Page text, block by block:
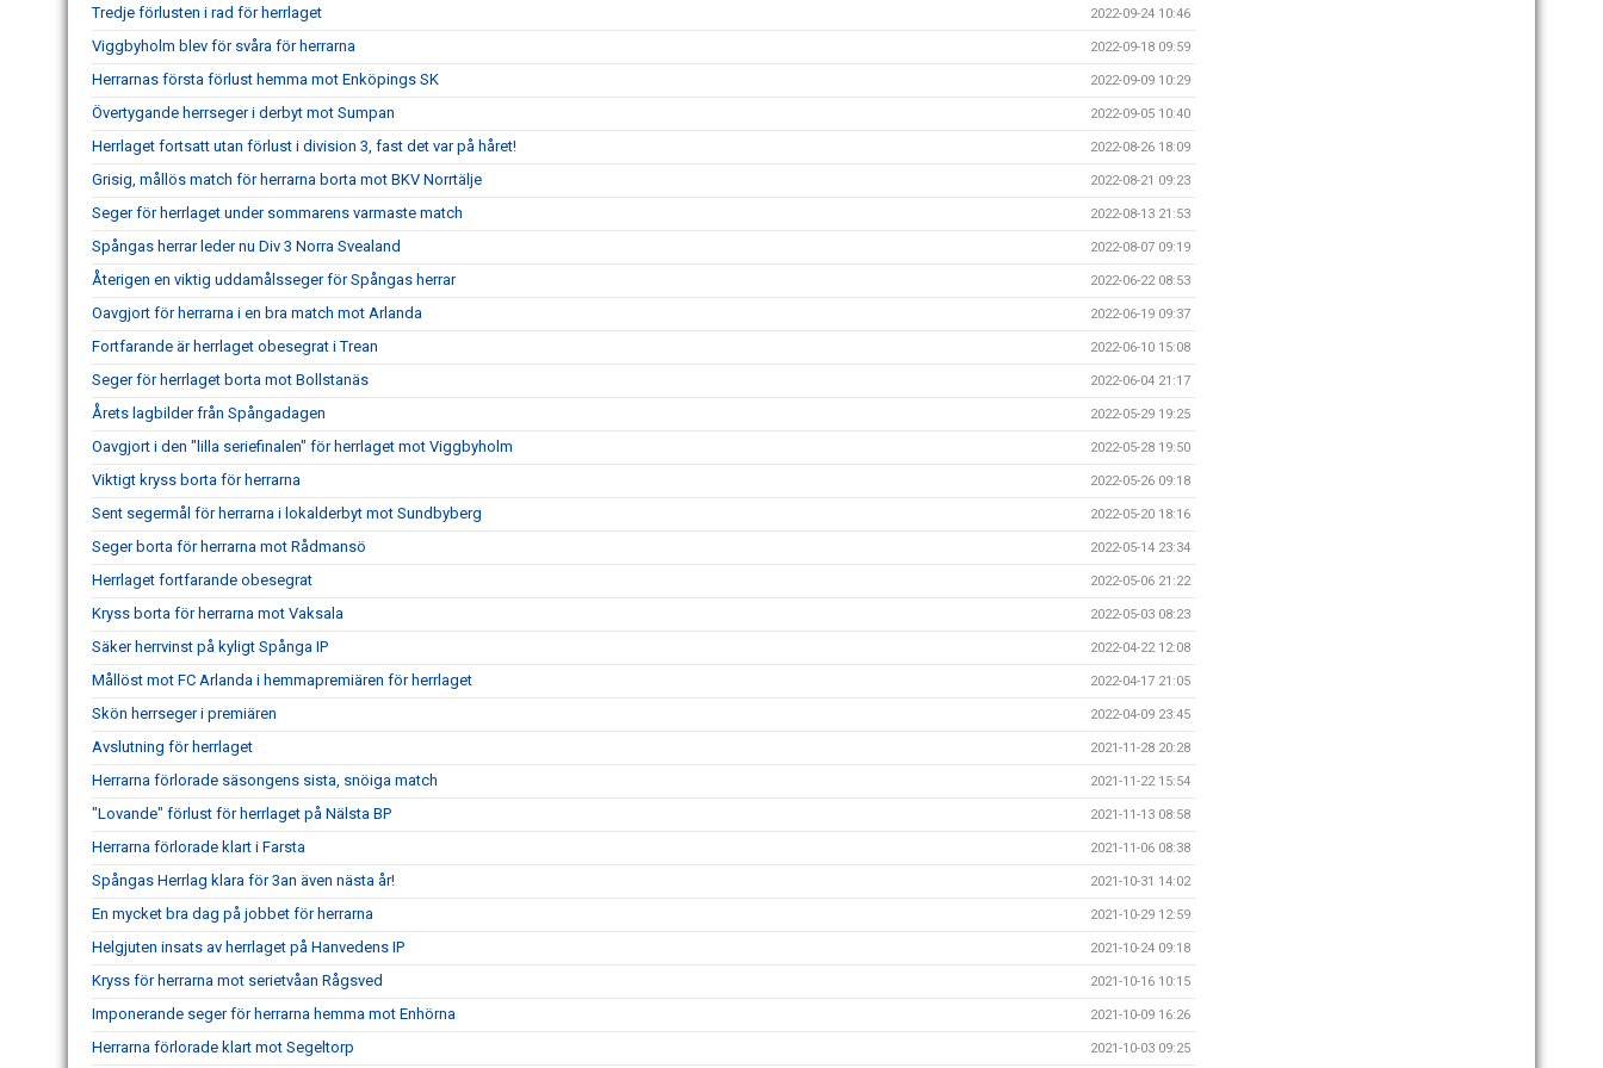
Tredje förlusten i rad för herrlaget 2022-09-24 10:46
Viggbyholm blev för svåra för herrarna 2022-09-18 09:59
Herrarnas första förlust hemma mot Enköpings SK 2022-09-09 10:29
Övertygande herrseger i derbyt mot Sumpan 2022-09-05 10:40
Herrlaget fortsatt utan förlust i division 3, fast det var på håret! 2022-08-26 18:09
Grisig, mållös match för herrarna borta mot BKV Norrtälje 2022-08-21 09:23
Seger för herrlaget under sommarens varmaste match 2022-08-13 21:53
Spångas herrar leder nu Div 3 Norra Svealand 2022-08-07 09:19
Återigen en viktig uddamålsseger för Spångas herrar 2022-06-22 08:53
Oavgjort för herrarna i en bra match mot Arlanda 2022-06-19 09:37
Fortfarande är herrlaget obesegrat i Trean 2022-06-10 15:08
Seger för herrlaget borta mot Bollstanäs 2022-06-04 21:17
Årets lagbilder från Spångadagen 2022-05-29 19:25
Oavgjort i den "lilla seriefinalen" för herrlaget mot Viggbyholm 2022-05-28 19:50
Viktigt kryss borta för herrarna 2022-05-26 09:18
Sent segermål för herrarna i lokalderbyt mot Sundbyberg 2022-05-20 18:16
Seger borta för herrarna mot Rådmansö 2022-05-14 23:34
Herrlaget fortfarande obesegrat 2022-05-06 21:22
Kryss borta för herrarna mot Vaksala 2022-05-03 08:23
Säker herrvinst på kyligt Spånga IP 2022-04-22 12:08
Mållöst mot FC Arlanda i hemmapremiären för herrlaget 2022-04-17 21:05
Skön herrseger i premiären 2022-04-09 23:45
Avslutning för herrlaget 2021-11-28 20:28
Herrarna förlorade säsongens sista, snöiga match 2021-11-22 15:54
"Lovande" förlust för herrlaget på Nälsta BP 2021-11-13 08:58
Herrarna förlorade klart i Farsta 2021-11-06 08:38
Spångas Herrlag klara för 3an även nästa år! 2021-10-31 14:02
En mycket bra dag på jobbet för herrarna 2021-10-29 12:59
Helgjuten insats av herrlaget på Hanvedens IP 2021-10-24 09:18
Kryss för herrarna mot serietvåan Rågsved 2021-10-16 10:15
Imponerande seger för herrarna hemma mot Enhörna 2021-10-09 16:26
Herrarna förlorade klart mot Segeltorp 2021-10-03 09:25